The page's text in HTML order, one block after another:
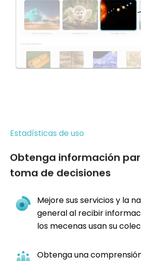
Estadísticas de uso
Obtenga información
toma de decisiones
Mejore sus servicios y la
general al recibir
los mecenas usan su
Obtenga una